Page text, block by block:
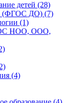
детей (28)
(ФГОС ДО) (7)
(1)
НОО, ООО,
(4)